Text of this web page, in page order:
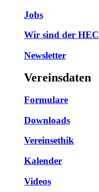
Jobs
Wir sind der HEC
Newsletter
Vereinsdaten
Formulare
Downloads
Vereinsethik
Kalender
Videos